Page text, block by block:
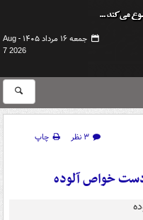
جمعه ۱۶ مرداد ۱۴۰۵ -
Aug
7 2026
۳ نظر
چاپ
خواص آلوده